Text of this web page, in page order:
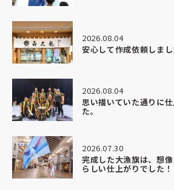
最初から最後までとても丁寧にご対応い
任せすることができました。
こちらの想いや背景までしっかり汲み取
ただ「作る」だけではなく、意味のある
完成した部旗は想像以上の仕上がりで、
色味や迫力、質感すべてにおいて本当に
た。
生徒たちも上から身を乗り出して見てい
2026.08.04
安心して作成依頼しまし
2026.08.04
思い描いていた通りに
た。
2026.07.30
完成した大漁旗は、想
らしい仕上がりでした！